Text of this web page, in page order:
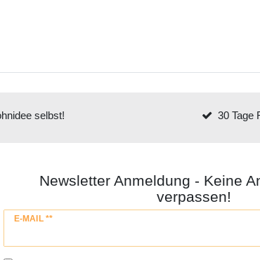
selbst! 30 Tage
Newsletter Anmeldung - Keine
verpassen!
E-MAIL **
Newsletter